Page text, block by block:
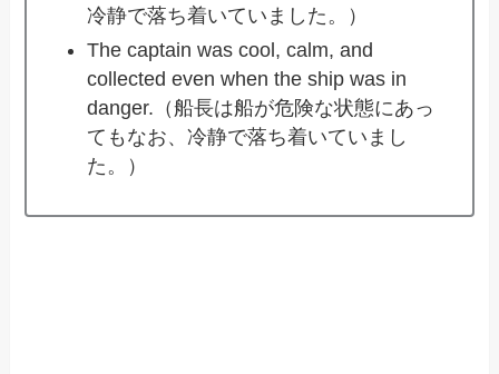
冷静で落ち着いていました。）
The captain was cool, calm, and
collected even when the ship was in
danger.（船長は船が危険な状態にあっ
てもなお、冷静で落ち着いていまし
た。）